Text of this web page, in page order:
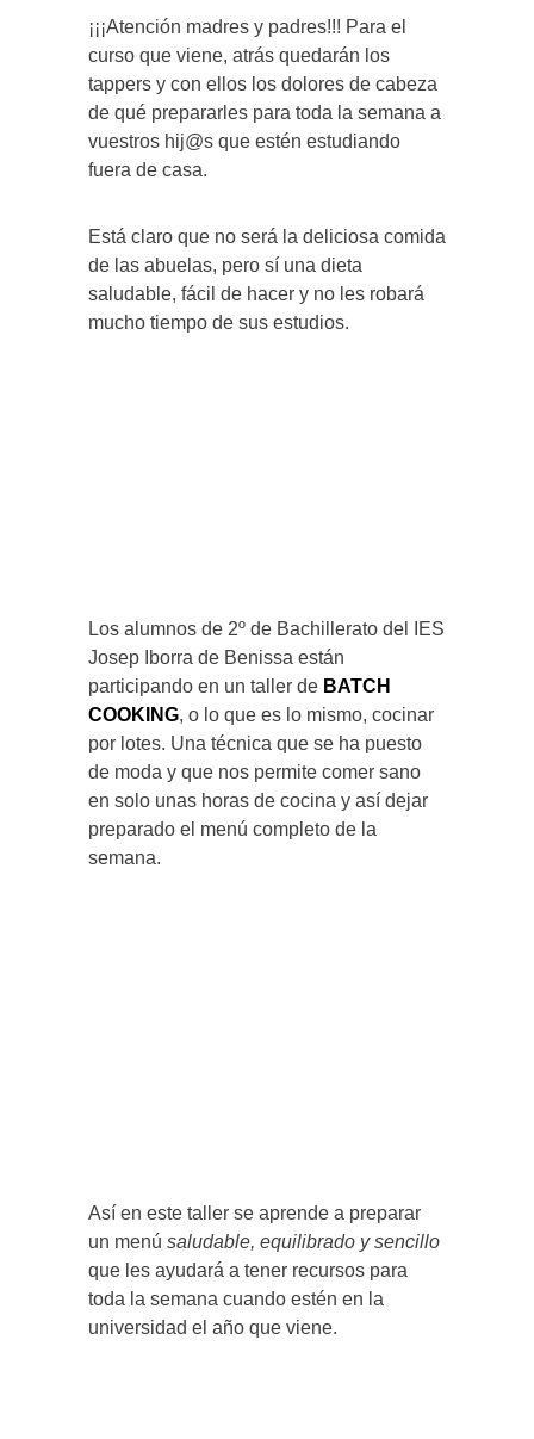
¡¡¡Atención madres y padres!!! Para el
curso que viene, atrás quedarán los
tappers y con ellos los dolores de cabeza
de qué prepararles para toda la semana a
vuestros hij@s que estén estudiando
fuera de casa.
Está claro que no será la deliciosa comida
de las abuelas, pero sí una dieta
saludable, fácil de hacer y no les robará
mucho tiempo de sus estudios.
Los alumnos de 2º de Bachillerato del IES
Josep Iborra de Benissa están
participando en un taller de BATCH
COOKING, o lo que es lo mismo, cocinar
por lotes. Una técnica que se ha puesto
de moda y que nos permite comer sano
en solo unas horas de cocina y así dejar
preparado el menú completo de la
semana.
Así en este taller se aprende a preparar
un menú saludable, equilibrado y sencillo
que les ayudará a tener recursos para
toda la semana cuando estén en la
universidad el año que viene.